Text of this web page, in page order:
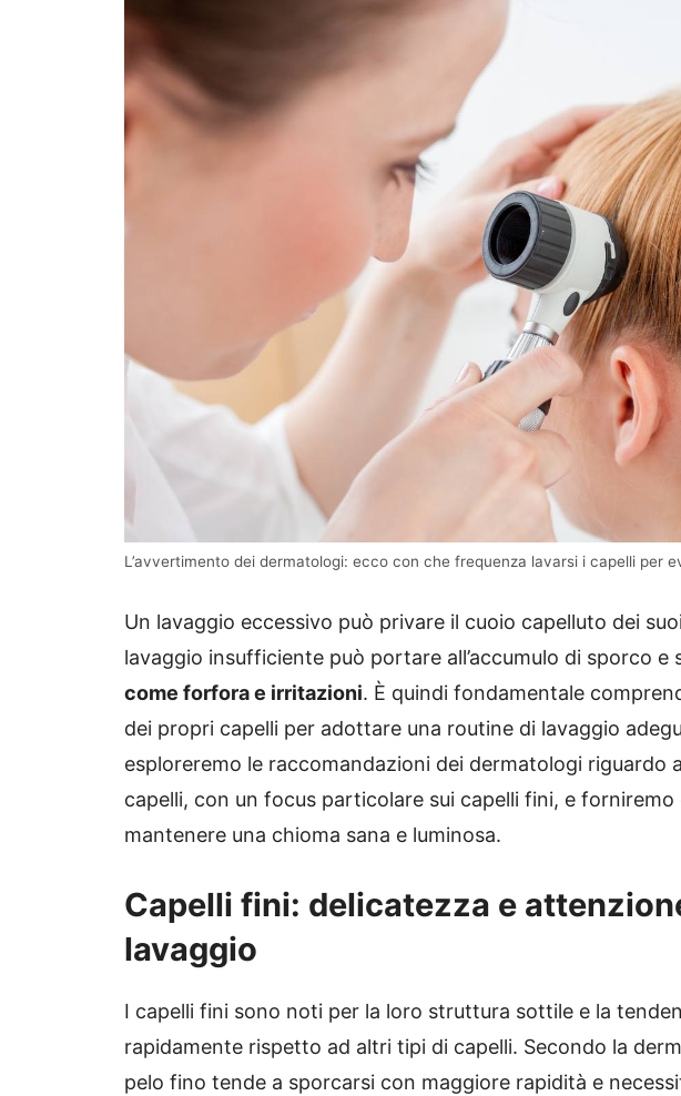
L’avvertimento dei dermatologi: ecco con che frequenza lavarsi i capelli per
Un lavaggio eccessivo può privare il cuoio capelluto dei
lavaggio insufficiente può portare all’accumulo di sporco e
come forfora e irritazioni. È quindi fondamentale
dei propri capelli per adottare una routine di lavaggio
esploreremo le raccomandazioni dei dermatologi riguardo
capelli, con un focus particolare sui capelli fini, e
mantenere una chioma sana e luminosa.
Capelli fini: delicatezza e
lavaggio
I capelli fini sono noti per la loro struttura sottile e la
rapidamente rispetto ad altri tipi di capelli. Secondo la
pelo fino tende a sporcarsi con maggiore rapidità e